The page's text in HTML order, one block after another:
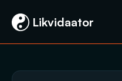
Likvidaator